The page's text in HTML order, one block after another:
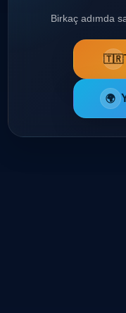
Birkaç adımda
🇹🇷
🌍